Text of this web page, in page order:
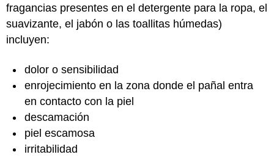
fragancias presentes en el detergente para la ropa, el
suavizante, el jabón o las toallitas húmedas)
incluyen:
dolor o sensibilidad
enrojecimiento en la zona donde el pañal entra
en contacto con la piel
descamación
piel escamosa
irritabilidad